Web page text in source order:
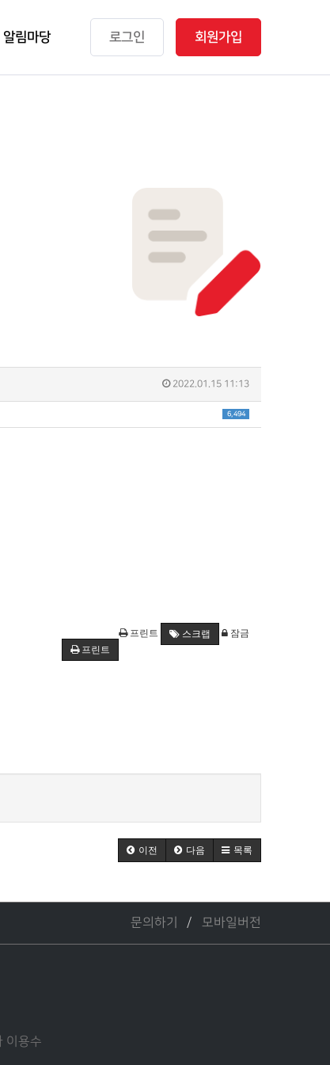
알림마당 로그인 회원가입
2022.01.15 11:13
6,494
프린트 스크랩
잠금
프린트
이전 다음 목록
문의하기 모바일버전
용수